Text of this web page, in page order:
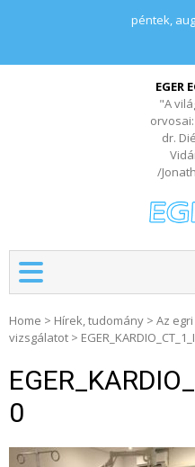
péntek,
EGER
"A
dr.
/
Home > Hírek, tudomány > Az
vizsgálatot >
0